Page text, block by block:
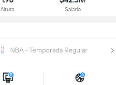
Altura Salario
NBA - Temporada Regular